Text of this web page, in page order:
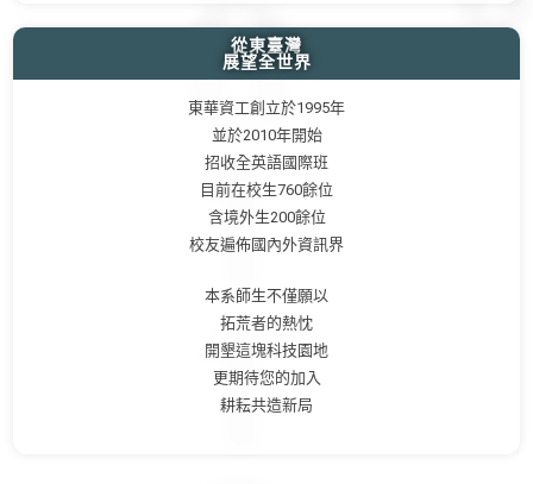
從東臺灣
展望全世界
東華資工創立於1995年
並於2010年開始
招收全英語國際班
目前在校生760餘位
含境外生200餘位
校友遍佈國內外資訊界
本系師生不僅願以
拓荒者的熱忱
開墾這塊科技園地
更期待您的加入
耕耘共造新局